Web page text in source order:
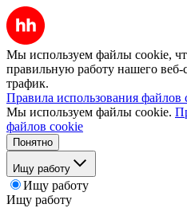
Мы используем файлы cookie,
правильную работу нашего веб-
трафик.
Правила использования файлов
Мы используем файлы cookie.
файлов cookie
Понятно
Ищу работу
Ищу работу
Ищу работу